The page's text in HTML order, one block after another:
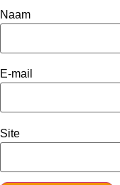
Naam
E-mail
Site